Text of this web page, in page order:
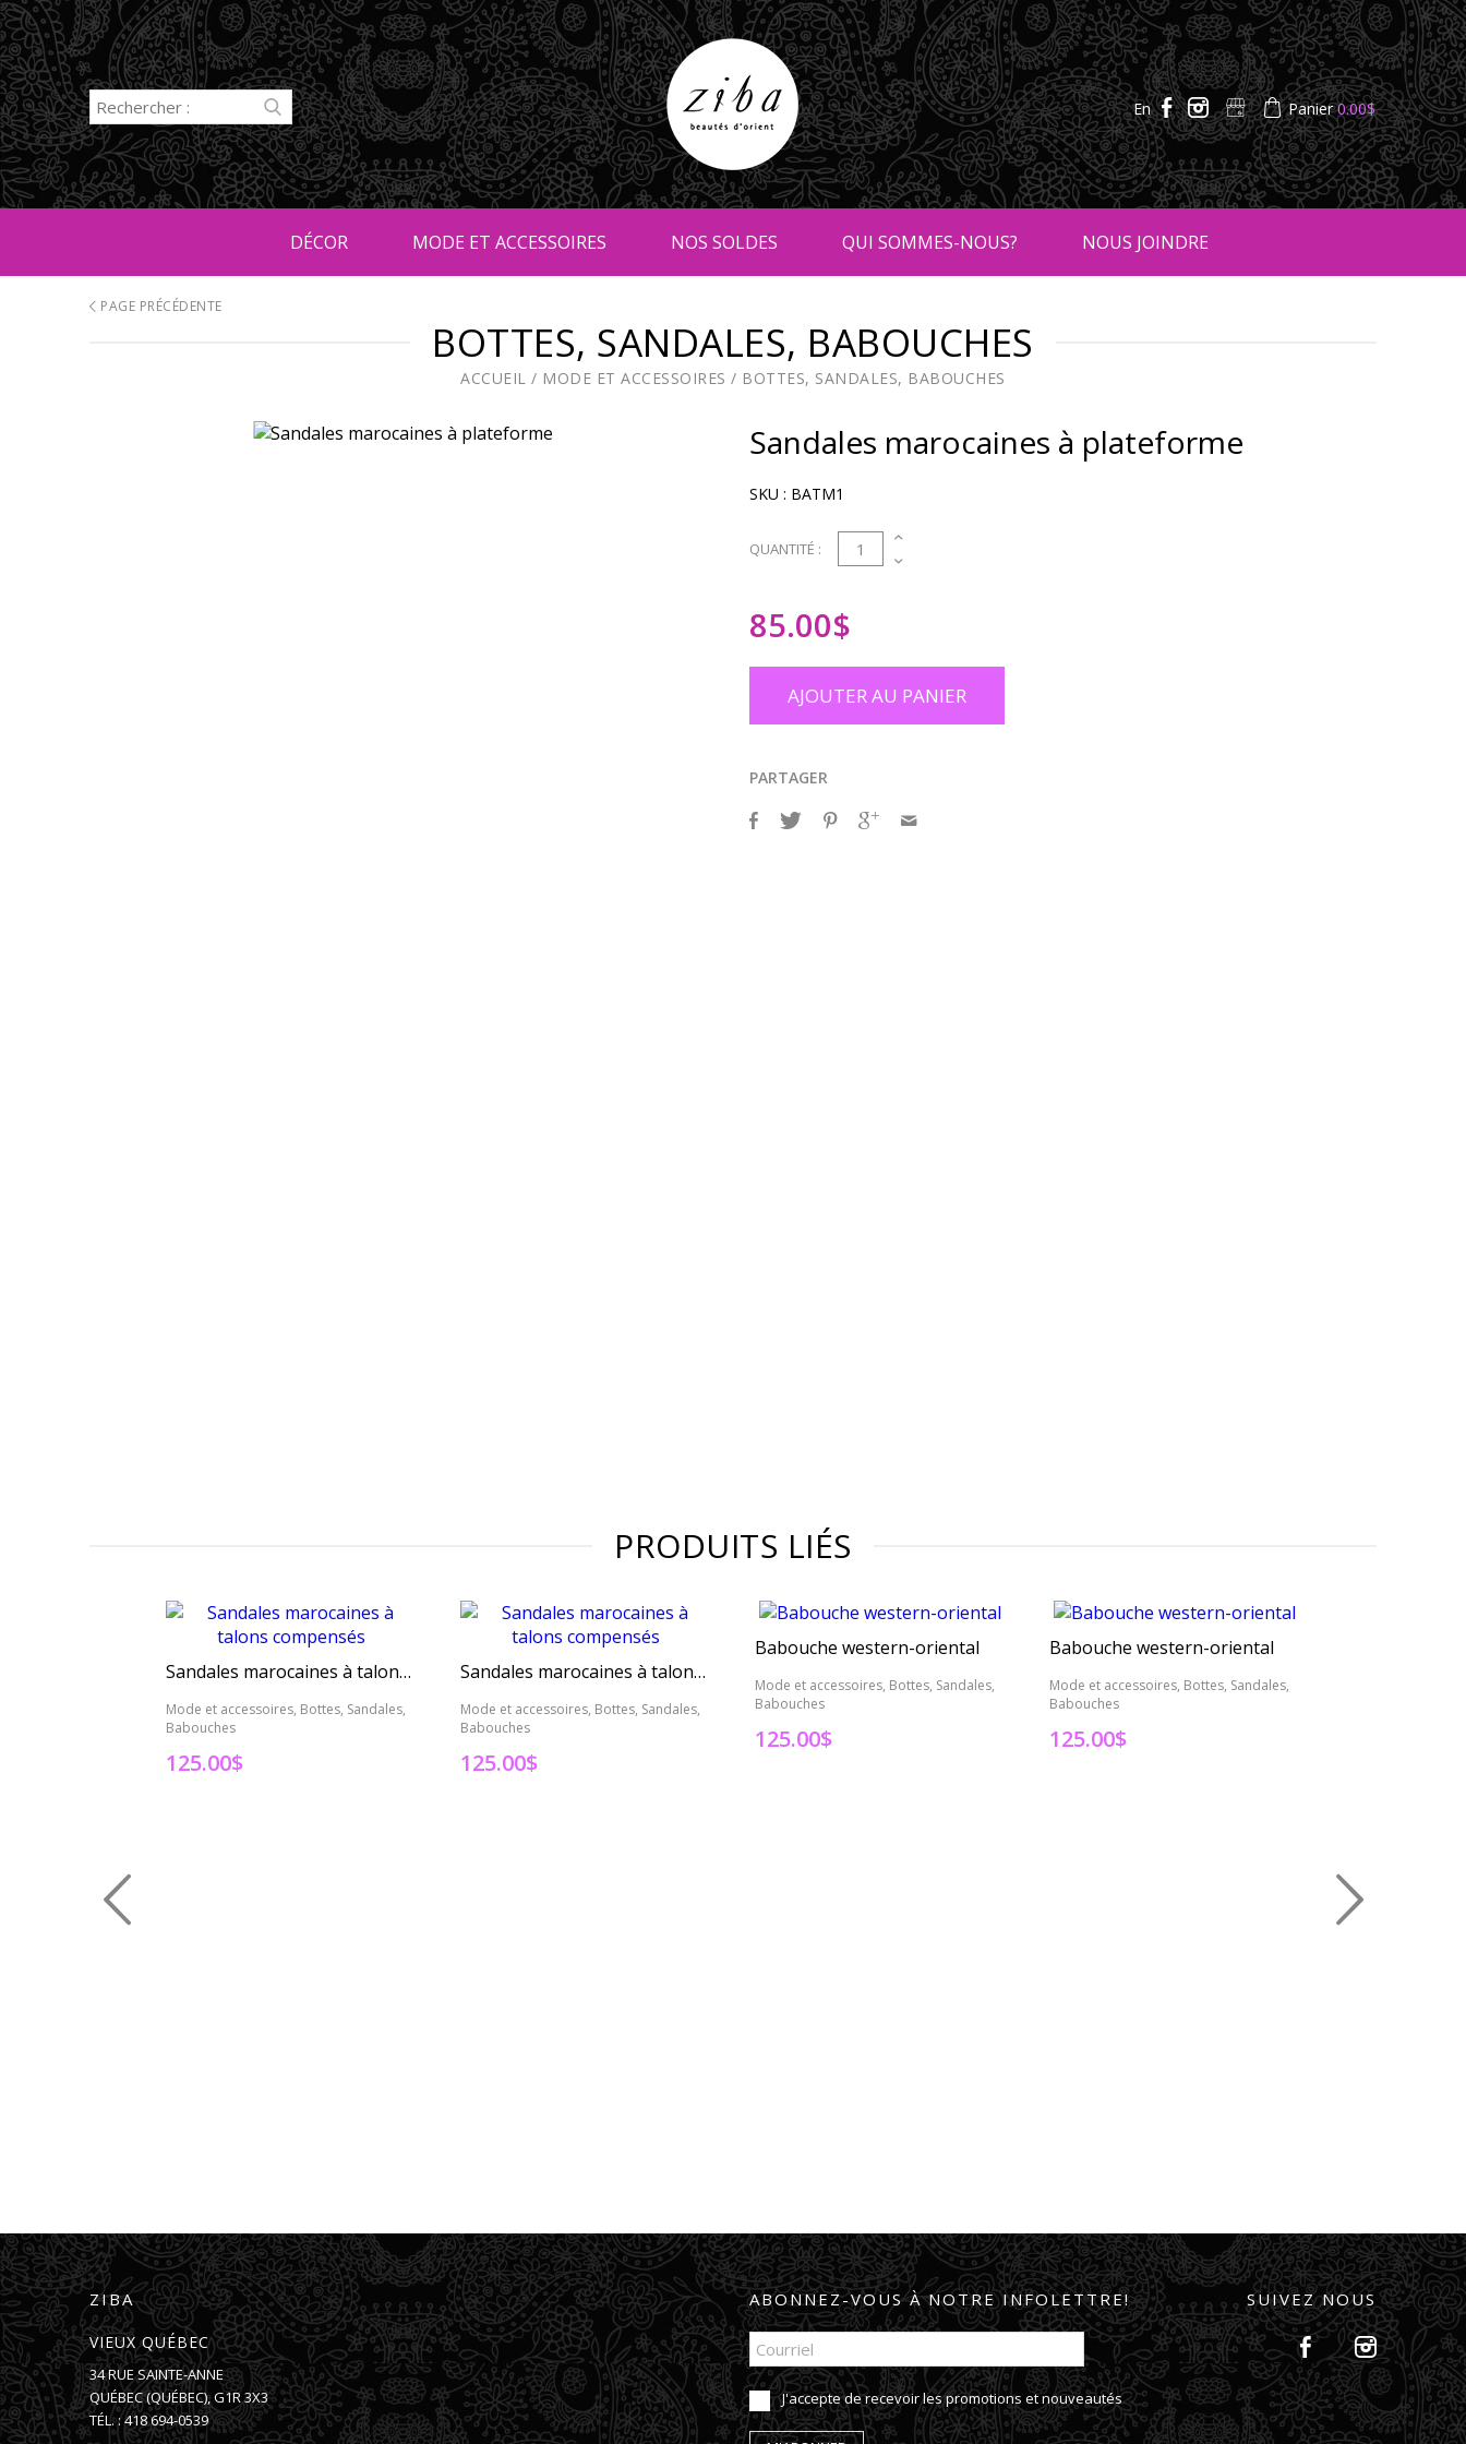
En Panier0.00$
DÉCOR MODE ET ACCESSOIRES NOS SOLDES QUI SOMMES-NOUS? NOUS JOINDRE
PAGE PRÉCÉDENTE
BOTTES, SANDALES, BABOUCHES
ACCUEIL / MODE ET ACCESSOIRES / BOTTES, SANDALES, BABOUCHES
Sandales marocaines à plateforme
SKU : BATM1
QUANTITÉ : 1
85.00$
AJOUTER AU PANIER
PARTAGER
PRODUITS LIÉS
Sandales marocaines à talons compensés
Mode et accessoires, Bottes, Sandales,
Babouches
125.00$
Sandales marocaines à talons compensés
Mode et accessoires, Bottes, Sandales,
Babouches
125.00$
Babouche western-oriental
Mode et accessoires, Bottes, Sandales,
Babouches
125.00$
Babouche western-oriental
Mode et accessoires, Bottes, Sandales,
Babouches
125.00$
ZIBA
VIEUX QUÉBEC
34 RUE SAINTE-ANNE
QUÉBEC(QUÉBEC),G1R 3X3
TÉL. :418 694-0539
ABONNEZ-VOUS À NOTRE INFOLETTRE!
J'accepte de recevoir les promotions et nouveautés
SUIVEZ NOUS